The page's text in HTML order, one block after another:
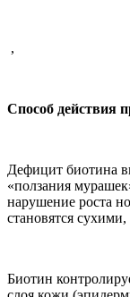
,
Способ действия
Дефицит биотина
«ползания
нарушение роста
становятся
Биотин